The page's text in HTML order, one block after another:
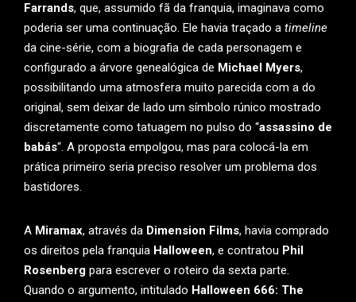
Farrands, que, assumido fã da franquia, imaginava como
poderia ser uma continuação. Ele havia traçado a timeline
da cine-série, com a biografia de cada personagem e
configurado a árvore genealógica de Michael Myers,
possibilitando uma atmosfera muito parecida com a do
original, sem deixar de lado um símbolo rúnico mostrado
discretamente como tatuagem no pulso do “assassino de
babás“. A proposta empolgou, mas para colocá-la em
prática primeiro seria preciso resolver um problema dos
bastidores.
A Miramax, através da Dimension Films, havia comprado
os direitos pela franquia Halloween, e contratou Phil
Rosenberg para escrever o roteiro da sexta parte.
Quando o argumento, intitulado Halloween 666: The